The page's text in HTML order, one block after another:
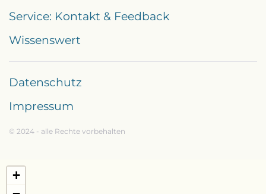
Service: Kontakt & Feedback
Wissenswert
Datenschutz
Impressum
© 2024 - alle Rechte vorbehalten
+